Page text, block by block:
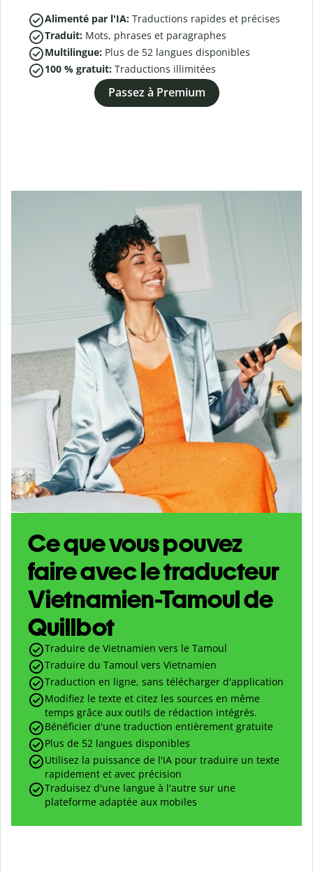
Alimenté par l'IA: Traductions rapides et précises
Traduit: Mots, phrases et paragraphes
Multilingue: Plus de 52 langues disponibles
100 % gratuit: Traductions illimitées
Passez à Premium
Ce que vous pouvez
faire avec le traducteur
Vietnamien-Tamoul de
Quillbot
Traduire de Vietnamien vers le Tamoul
Traduire du Tamoul vers Vietnamien
Traduction en ligne, sans télécharger d'application
Modifiez le texte et citez les sources en même
temps grâce aux outils de rédaction intégrés.
Bénéficier d'une traduction entièrement gratuite
Plus de 52 langues disponibles
Utilisez la puissance de l'IA pour traduire un texte
rapidement et avec précision
Traduisez d'une langue à l'autre sur une
plateforme adaptée aux mobiles